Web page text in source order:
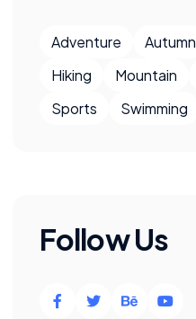
Adventure Autumn
Hiking
Mountain
Sports
Swimming
Follow Us